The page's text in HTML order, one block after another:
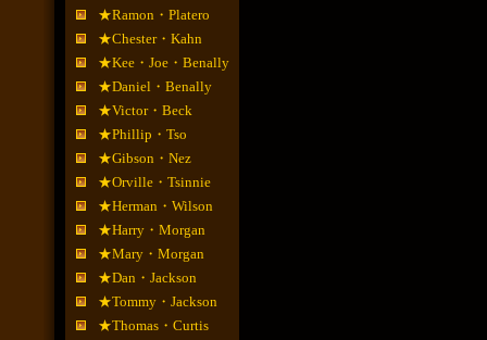
★Ramon・Platero
★Chester・Kahn
★Kee・Joe・Benally
★Daniel・Benally
★Victor・Beck
★Phillip・Tso
★Gibson・Nez
★Orville・Tsinnie
★Herman・Wilson
★Harry・Morgan
★Mary・Morgan
★Dan・Jackson
★Tommy・Jackson
★Thomas・Curtis